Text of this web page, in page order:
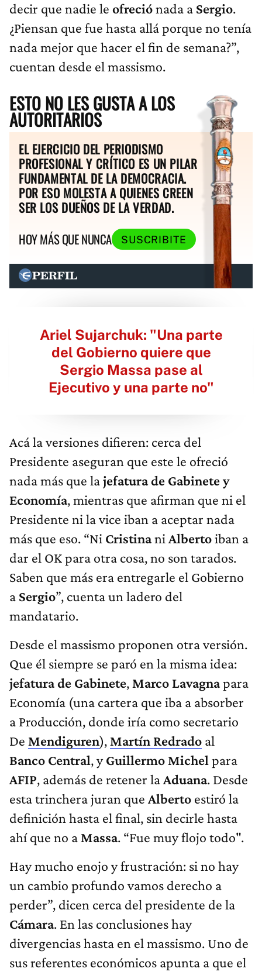
decir que nadie le ofreciónada a Sergio.
¿Piensan que fue hasta allá porque no tenía
nada mejor que hacer el fin de semana?”,
cuentan desde el massismo.
ESTO NO LES GUSTA A LOS
AUTORITARIOS
EL EJERCICIO DEL PERIODISMO
PROFESIONAL Y CRÍTICO ES UN PILAR
FUNDAMENTAL DE LA DEMOCRACIA.
POR ESO MOLESTA A QUIENES CREEN
SER LOS DUEÑOS DE LA VERDAD.
HOY MÁS QUE NUNCA
SUSCRIBITE
Ariel Sujarchuk: "Una parte
del Gobierno quiere que
Sergio Massa pase al
Ejecutivo y una parte no"
Acá la versiones difieren: cerca del
Presidente aseguran que este le ofreció
nada más que lajefatura de Gabinete y
Economía, mientras que afirman que ni el
Presidente ni la vice iban a aceptar nada
más que eso. “Ni Cristinani Albertoiban a
dar el OK para otra cosa, no son tarados.
Saben que más era entregarle el Gobierno
a Sergio”, cuenta un ladero del
mandatario.
Desde el massismo proponen otra versión.
Que él siempre se paró en la misma idea:
jefatura de Gabinete, Marco Lavagnapara
Economía (una cartera que iba a absorber
a Producción, donde iría como secretario
De Mendiguren), Martín Redrado al
Banco Central, yGuillermo Michel para
AFIP, además de retener laAduana. Desde
esta trinchera juran que Alberto estiró la
definición hasta el final, sin decirle hasta
ahí que no a Massa. “Fue muy flojo todo".
Hay mucho enojo y frustración: si no hay
un cambio profundo vamos derecho a
perder”, dicen cerca del presidente de la
Cámara. En las conclusiones hay
divergencias hasta en el massismo. Uno de
sus referentes económicos apunta a que el